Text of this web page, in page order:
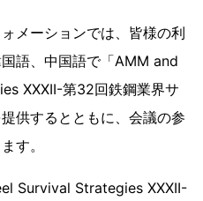
メーションでは、皆様の利
語、中国語で「AMM and
XXXII-第32回鉄鋼業界サ
供するとともに、会議の参
す。
Survival Strategies XXXII-